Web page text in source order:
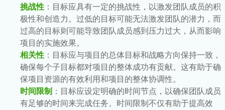
挑战性 ：目标应具有一定的挑战性，以激发团队成员的积
极性和创造力。过低的目标可能无法激发团队的潜力，而
过高的目标则可能导致团队成员感到压力过大，从而影响
项目的实施效果。
相关性 ：目标应与项目的总体目标和战略方向保持一致，
确保每个子目标都对项目的整体成功有贡献。这有助于确
保项目资源的有效利用和项目的整体协调性。
时间限制 ：目标应设定明确的时间节点，以确保团队成员
有足够的时间来完成任务。时间限制不仅有助于提高效